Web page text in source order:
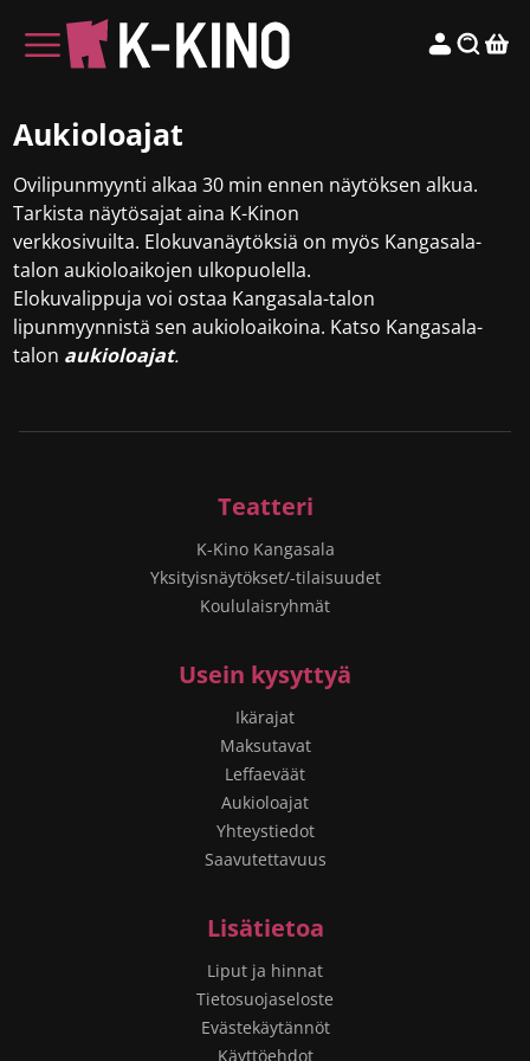
Aukioloajat
Ovilipunmyynti alkaa 30 min ennen näytöksen alkua.
Tarkista näytösajat aina K-Kinon
verkkosivuilta. Elokuvanäytöksiä on myös Kangasala-
talon aukioloaikojen ulkopuolella.
Elokuvalippuja voi ostaa Kangasala-talon
lipunmyynnistä sen aukioloaikoina. Katso Kangasala-
talon aukioloajat.
Teatteri
K-Kino Kangasala
Yksityisnäytökset/-tilaisuudet
Koululaisryhmät
Usein kysyttyä
Ikärajat
Maksutavat
Leffaeväät
Aukioloajat
Yhteystiedot
Saavutettavuus
Lisätietoa
Liput ja hinnat
Tietosuojaseloste
Evästekäytännöt
Käyttöehdot